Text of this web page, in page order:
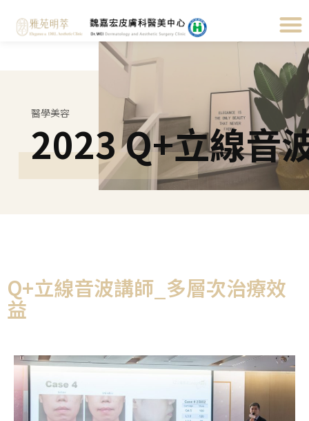
醫學美容
2023 Q+立線音
Q+立線音波講師_多層次治療效
益